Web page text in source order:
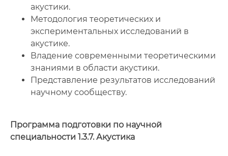
акустики.
Методология теоретических и
экспериментальных исследований в
акустике.
Владение современными теоретическими
знаниями в области акустики.
Представление результатов исследований
научному сообществу.
Программа подготовки по научной
специальности 1.3.7. Акустика